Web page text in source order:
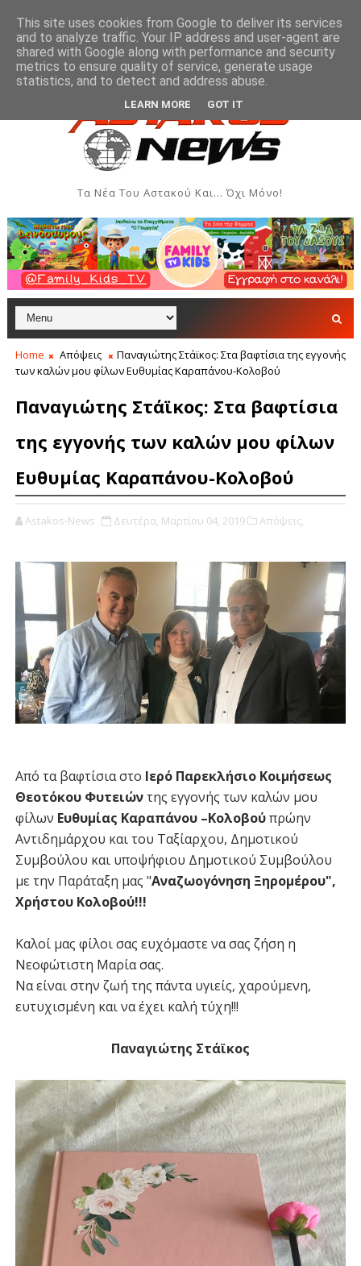
Ιονίου στον Αστακό ΠΟΛΙΤΙΣΜΌΣ Σήμερα η Έκθεση
Τα Νέα Του Αστακού Και... Όχι Μόνο!
Home Απόψεις
Παναγιώτης Στάϊκος: Στα βαφτίσια της εγγονής
των καλών μου φίλων Ευθυμίας Καραπάνου-Κολοβού
Παναγιώτης Στάϊκος: Στα βαφτίσια
της εγγονής των καλών μου φίλων
Ευθυμίας Καραπάνου-Κολοβού
Astakos-News Δευτέρα, Μαρτίου 04, 2019 Απόψεις,
Από τα βαφτίσια στο Ιερό Παρεκλήσιο Κοιμήσεως
Θεοτόκου Φυτειώντης εγγονής των καλών μου
φίλων Ευθυμίας Καραπάνου –Κολοβούπρώην
Αντιδημάρχου και του Ταξίαρχου, Δημοτικού
Συμβούλου και υποψήφιου Δημοτικού Συμβούλου
με την Παράταξη μας "Αναζωογόνηση Ξηρομέρου",
Χρήστου Κολοβού!!!
Καλοί μας φίλοι σας ευχόμαστε να σας ζήση η
Νεοφώτιστη Μαρία σας.
Να είναι στην ζωή της πάντα υγιείς, χαρούμενη,
ευτυχισμένη και να έχει καλή τύχη!!!
Παναγιώτης Στάϊκος
This site uses cookies from Google to deliver its services
and to analyze traffic. Your IP address and user-agent are
shared with Google along with performance and security
metrics to ensure quality of service, generate usage
statistics, and to detect and address abuse.
LEARN MORE GOT IT